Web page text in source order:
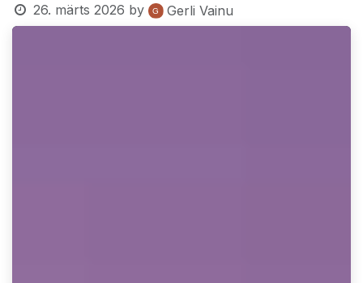
26. märts 2026 by Gerli Vainu